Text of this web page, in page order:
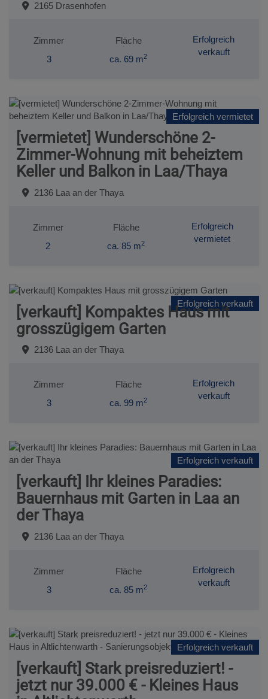
2165 Drasenhofen
Zimmer
3
Fläche
ca. 69 m2
Erfolgreich
verkauft
Erfolgreich vermietet
[vermietet] Wunderschöne 2-
Zimmer-Wohnung mit beheiztem
Keller und Balkon in Laa/Thaya
2136 Laa an der Thaya
Zimmer
2
Fläche
ca. 85 m2
Erfolgreich
vermietet
Erfolgreich verkauft
[verkauft] Kompaktes Haus mit
grosszügigem Garten
2136 Laa an der Thaya
Zimmer
3
Fläche
ca. 99 m2
Erfolgreich
verkauft
Erfolgreich verkauft
[verkauft] Ihr kleines Paradies:
Bauernhaus mit Garten in Laa an
der Thaya
2136 Laa an der Thaya
Zimmer
3
Fläche
ca. 85 m2
Erfolgreich
verkauft
Erfolgreich verkauft
[verkauft] Stark preisreduziert! -
jetzt nur 39.000 € - Kleines Haus